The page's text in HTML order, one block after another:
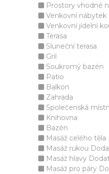
Prostory vhodné
Venkovní nábytek
Venkovní jídelní
Terasa
Sluneční terasa
Gril
Soukromý bazén
Patio
Balkon
Zahrada
Společenská
Knihovna
Bazén
Masáž celého
Masáž rukou
Masáž hlavy
Masáž pro páry